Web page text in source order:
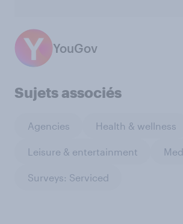
YouGov
Sujets associés
Agencies Health & wellness
Leisure & entertainment
Surveys: Serviced